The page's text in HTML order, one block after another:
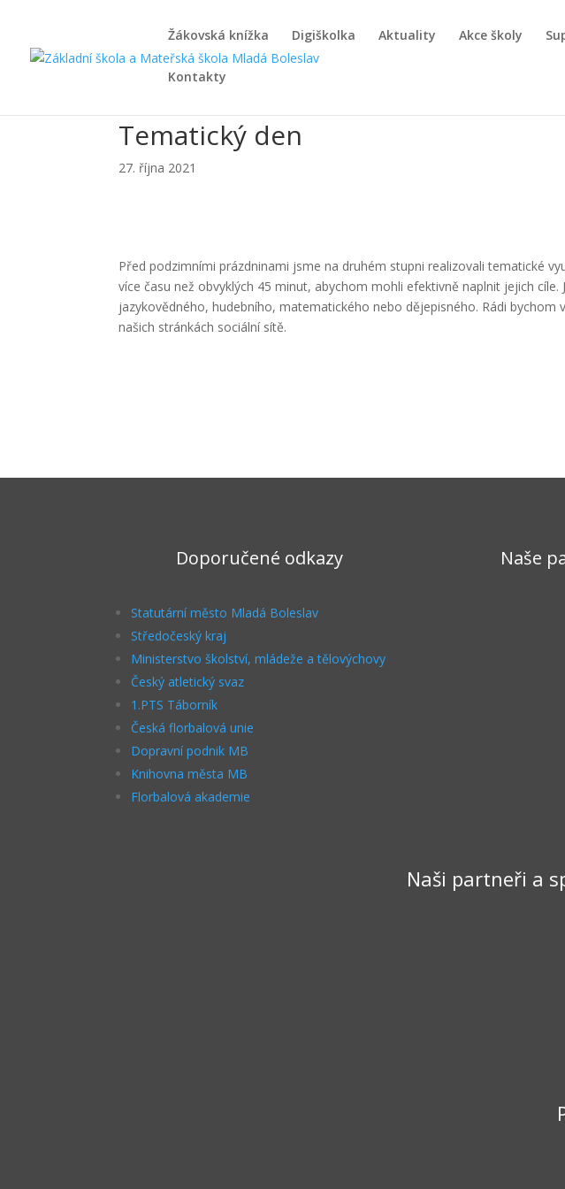
Žákovská knížka Digiškolka Aktuality Akce školy
Kontakty
Tematický den
27. října 2021
Před podzimními prázdninami jsme na druhém stupni realizovali tematické
více času než obvyklých 45 minut, abychom mohli efektivně naplnit jejich
jazykovědného, hudebního, matematického nebo dějepisného. Rádi
našich stránkách sociální sítě.
Doporučené odkazy
Statutární město Mladá Boleslav
Středočeský kraj
Ministerstvo školství, mládeže a tělovýchovy
Český atletický svaz
1.PTS Táborník
Česká florbalová unie
Dopravní podnik MB
Knihovna města MB
Florbalová akademie
Naše
Naši partneři a